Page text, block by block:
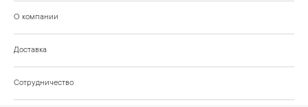
О компании
Доставка
Сотрудничество